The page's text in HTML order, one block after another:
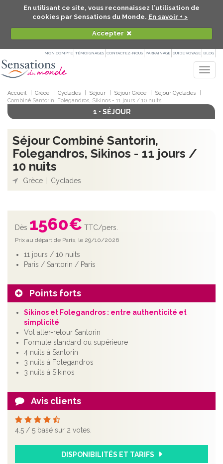
En utilisant ce site, vous reconnaissez l'utilisation de
cookies par Sensations du Monde. En savoir + >
Accepter
MON COMPTE TÉMOIGNAGES CONTACTEZ-NOUS PARRAINAGE GUIDE VOYAGE BLOG
Accueil Grèce Cyclades Séjour Séjour Grèce
Séjour Cyclades
Combiné Santorin, Folegandros, Sikinos - 11 jours / 10 nuits
1 • SÉJOUR
Séjour Combiné Santorin,
Folegandros, Sikinos - 11 jours /
10 nuits
Grèce Cyclades
Dès 1560€ TTC/pers.
Prix au départ de Paris, le 29/10/2026
11 jours / 10 nuits
Paris / Santorin / Paris
Points forts
Sikinos et Folegandros : entre authenticité et
simplicité
Vol aller-retour Santorin
Formule standard ou supérieure
4 nuits à Santorin
3 nuits à Folegandros
3 nuits à Sikinos
Avis clients
4.5 / 5 basé sur 2 votes.
DISPONIBILITÉS ET TARIFS